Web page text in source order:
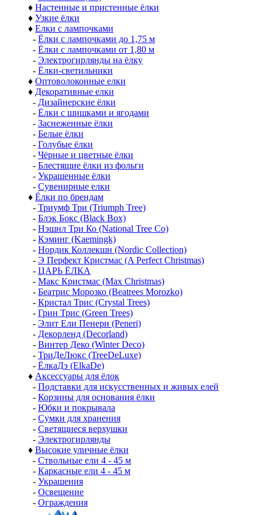
♦ Настенные и пристенные ёлки
♦ Узкие ёлки
♦ Елки с лампочками
- Ёлки с лампочками до 1,75 м
- Ёлки с лампочками от 1,80 м
- Электрогирлянды на ёлку
- Ёлки-светильники
♦ Оптоволоконные елки
♦ Декоративные елки
- Дизайнерские ёлки
- Ёлки с шишками и ягодами
- Заснеженные ёлки
- Белые ёлки
- Голубые ёлки
- Чёрные и цветные ёлки
- Блестящие ёлки из фольги
- Украшенные ёлки
- Сувенирные елки
♦ Ёлки по брендам
- Триумф Три (Triumph Tree)
- Блэк Бокс (Black Box)
- Нэшнл Три Ко (National Tree Co)
- Кэминг (Kaemingk)
- Нордик Коллекшн (Nordic Collection)
- Э Перфект Кристмас (A Perfect Christmas)
- ЦАРЬ ЁЛКА
- Макс Кристмас (Max Christmas)
- Беатрис Морозко (Beatrees Morozko)
- Кристал Трис (Crystal Trees)
- Грин Трис (Green Trees)
- Элит Ели Пенери (Peneri)
- Декорленд (Decorland)
- Винтер Деко (Winter Deco)
- ТриДеЛюкс (TreeDeLuxe)
- ЁлкаДэ (ElkaDe)
♦ Аксессуары для ёлок
- Подставки для искусственных и живых елей
- Корзины для основания ёлки
- Юбки и покрывала
- Сумки для хранения
- Светящиеся верхушки
- Электрогирлянды
♦ Высокие уличные ёлки
- Ствольные ели 4 - 45 м
- Каркасные ели 4 - 45 м
- Украшения
- Освещение
- Ограждения